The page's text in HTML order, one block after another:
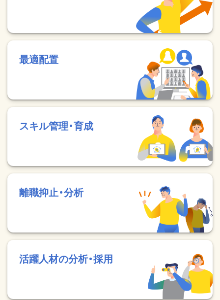
最適配置
スキル管理・育成
離職抑止・分析
活躍人材の分析・採用